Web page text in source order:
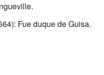
Fue duque de Guisa.